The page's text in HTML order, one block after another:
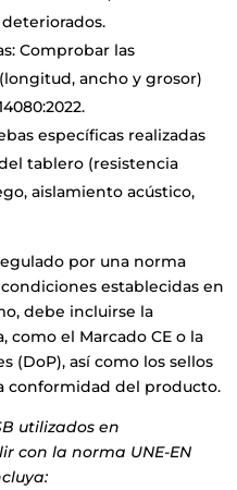
Comprobar las
ancho y grosor)
específicas realizadas
tablero (resistencia
aislamiento acústico,
por una norma
establecidas en
debe incluirse la
el Marcado CE o la
(DoP), así como los sellos
conformidad del producto.
utilizados en
con la norma UNE-EN